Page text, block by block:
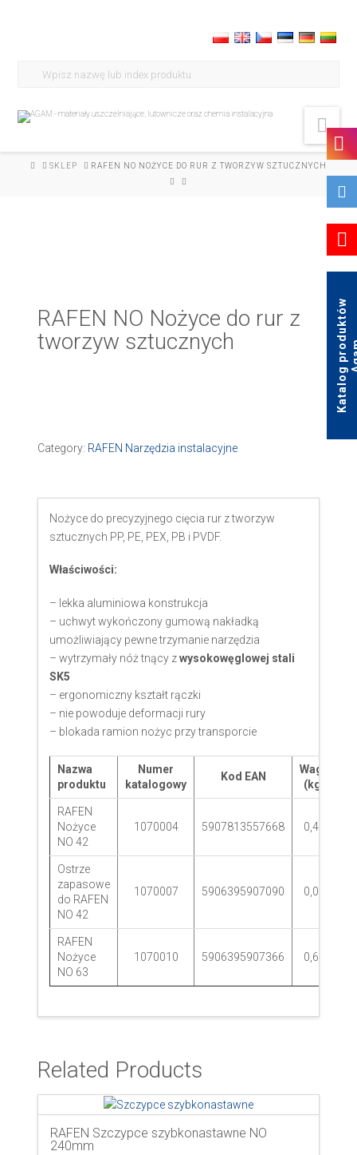
HOMESKLEP RAFEN NO NOŻYCE DO RUR Z TWORZYW SZTUCZNYCH
RAFEN NO Nożyce do rur z
tworzyw sztucznych
Category: RAFEN Narzędzia instalacyjne
Nożyce do precyzyjnego cięcia rur z tworzyw
sztucznych PP, PE, PEX, PB i PVDF.
Właściwości:
– lekka aluminiowa konstrukcja
– uchwyt wykończony gumową nakładką
umożliwiający pewne trzymanie narzędzia
– wytrzymały nóż tnący zwysokowęglowej stali
SK5
– ergonomiczny kształt rączki
– nie powoduje deformacji rury
– blokada ramion nożyc przy transporcie
Nazwa
produktu
Numer
katalogowy
Kod EAN
Waga
(kg)
RAFEN
Nożyce
NO 42
1070004 5907813557668 0,45
Ostrze
zapasowe
do RAFEN
NO 42
1070007 5906395907090 0,08
RAFEN
Nożyce
NO 63
1070010 5906395907366 0,69
Related Products
RAFEN Szczypce szybkonastawne NO
240mm
K
a
t
a
l
o
g
p
r
o
d
u
k
t
ó
w
A
g
a